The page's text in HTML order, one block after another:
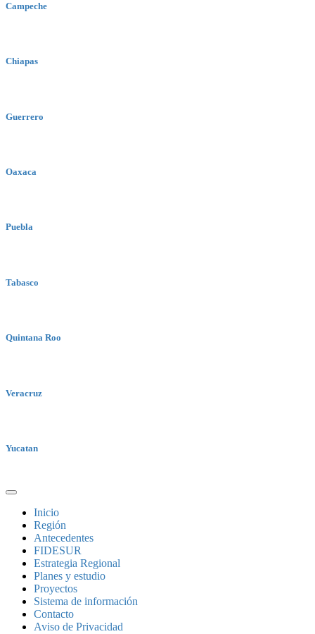
Campeche
Chiapas
Guerrero
Oaxaca
Puebla
Tabasco
Quintana Roo
Veracruz
Yucatan
Inicio
Región
Antecedentes
FIDESUR
Estrategia Regional
Planes y estudio
Proyectos
Sistema de información
Contacto
Aviso de Privacidad